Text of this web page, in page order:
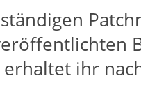
erhaltet ihr